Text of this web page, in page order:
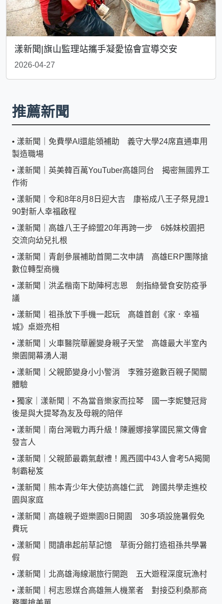
漾新聞|旗山監理站攜手凝愛協會宣導交安
2026-04-27
推薦新聞
• 漾新聞｜免費學AI還能領補助 義守大學24席直通車用
製造職場
• 漾新聞｜英美韓百萬YouTuber高雄同台 揭密無國界工
作術
• 漾新聞｜令和8年8月8日迎大吉 康裕成八王子祭見證1
90對新人幸福啟程
• 漾新聞｜高雄八王子締盟20年再跨一步 6姊妹校園把
交流向幼兒扎根
• 漾新聞｜青創參展補助首開二次申請 高雄ERP團隊搶
數位轉型商機
• 漾新聞｜洪孟楷南下助陣柯志恩 劍指綠營食安防疫爭
議
• 漾新聞｜祖孫放下手機一起玩 高雄首創《家．幸福
城》桌遊亮相
• 漾新聞｜火車醫院華麗變身親子天堂 高雄最大半室內
樂園開幕湧人潮
• 漾新聞｜父親節變身小小警消 李雅芬邀數百親子闖關
體驗
• 獨家｜漾新聞｜不為當音樂家而拉琴 國一李妮雙冠背
後是與大提琴為友及母親的陪伴
• 漾新聞｜南台灣戰力再升級！陳麗娜接掌國民黨文傳會
發言人
• 漾新聞｜父親節最霸氣獻禮！鳳西國中43人會考5A揭開
制霸秘笈
• 漾新聞｜熊本青少年大使訪高雄仁武 跨國共學走進校
園與家庭
• 漾新聞｜高雄親子遊樂園8日開園 30多項設施暑假免
費玩
• 漾新聞｜閱讀串起前草記憶 草衙分館打造祖孫共學暑
假
• 漾新聞｜北高雄海線潮旅行開跑 五大遊程深度玩漁村
• 漾新聞｜柯志恩媒合高雄無人機業者 對接亞利桑那商